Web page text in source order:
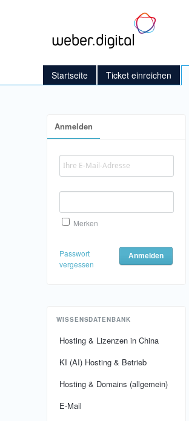
Startseite Ticket einreichen
Anmelden
Merken
Passwort
vergessen
WISSENSDATENBANK
Hosting & Lizenzen in China
KI (AI) Hosting & Betrieb
Hosting & Domains (allgemein)
E-Mail